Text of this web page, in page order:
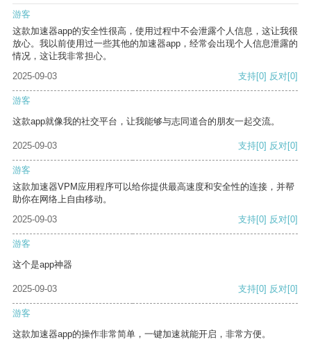
游客
这款加速器app的安全性很高，使用过程中不会泄露个人信息，这让我很
放心。我以前使用过一些其他的加速器app，经常会出现个人信息泄露的
情况，这让我非常担心。
2025-09-03
支持[0] 反对[0]
游客
这款app就像我的社交平台，让我能够与志同道合的朋友一起交流。
2025-09-03 支持[0] 反对[0]
游客
这款加速器VPM应用程序可以给你提供最高速度和安全性的连接，并帮
助你在网络上自由移动。
2025-09-03
支持[0] 反对[0]
游客
这个是app神器
2025-09-03 支持[0] 反对[0]
游客
这款加速器app的操作非常简单，一键加速就能开启，非常方便。